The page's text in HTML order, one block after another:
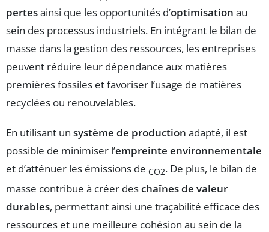
pertesainsi que les opportunités d’optimisation au
sein des processus industriels. En intégrant le bilan de
masse dans la gestion des ressources, les entreprises
peuvent réduire leur dépendance aux matières
premières fossiles et favoriser l’usage de matières
recyclées ou renouvelables.
En utilisant un système de production adapté, il est
possible de minimiser l’empreinte environnementale
et d’atténuer les émissions de CO2. De plus, le bilan de
masse contribue à créer deschaînes de valeur
durables, permettant ainsi une traçabilité efficace des
ressources et une meilleure cohésion au sein de la